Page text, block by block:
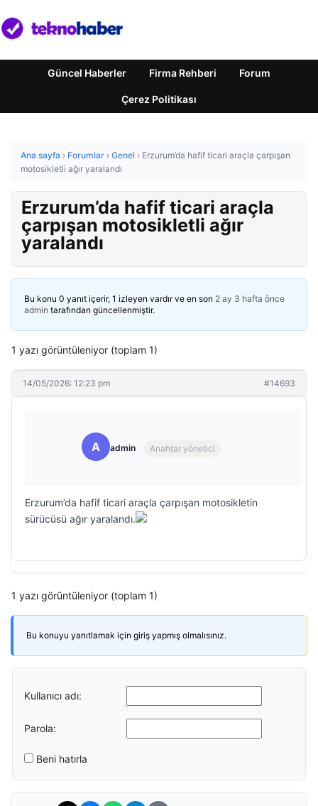
Güncel Haberler Firma Rehberi Forum
Çerez Politikası
Ana sayfa › Forumlar › Genel › Erzurum’da hafif ticari araçla çarpışan
motosikletli ağır yaralandı
Erzurum’da hafif ticari araçla
çarpışan motosikletli ağır
yaralandı
Bu konu 0 yanıt içerir, 1 izleyen vardır ve en son 2 ay 3 hafta önce
admin tarafından güncellenmiştir.
1 yazı görüntüleniyor (toplam 1)
14/05/2026: 12:23 pm #14693
A admin Anahtar yönetici
Erzurum’da hafif ticari araçla çarpışan motosikletin
sürücüsü ağır yaralandı.
1 yazı görüntüleniyor (toplam 1)
Bu konuyu yanıtlamak için giriş yapmış olmalısınız.
Kullanıcı adı:
Parola:
Beni hatırla